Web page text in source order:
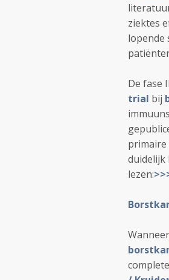
ziektes
lopende
De fase
trial bij
primaire
duidelijk
lezen:
Wanneer
complete